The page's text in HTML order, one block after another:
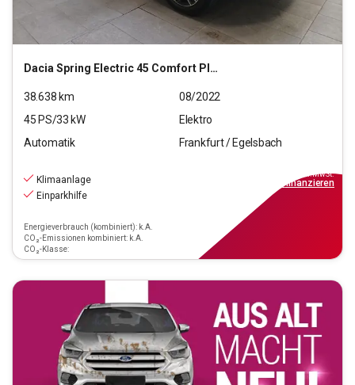
DaciaSpring Electric 45 Comfort Plus
38.638 km
08/2022
45 PS/33 kW
Elektro
Automatik
Frankfurt / Egelsbach
Klimaanlage
Einparkhilfe
Energieverbrauch (kombiniert): k.A.
CO₂-Emissionen kombiniert: k.A.
CO₂-Klasse:
inkl.MwSt.
finanzieren